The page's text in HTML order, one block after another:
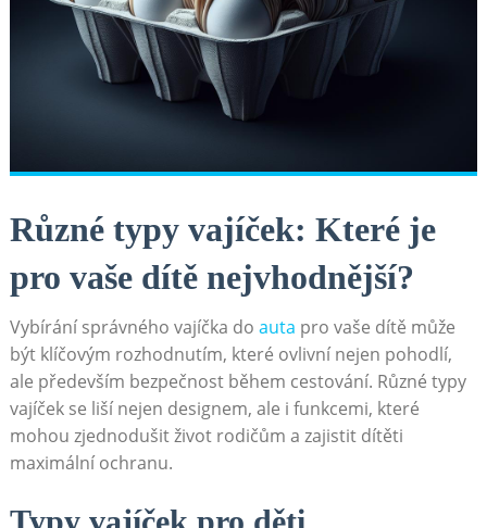
Různé typy vajíček: Které je
pro vaše dítě nejvhodnější?
Vybírání správného vajíčka do auta pro vaše dítě může
být​ klíčovým rozhodnutím, které ovlivní ⁤nejen pohodlí,
‍ale především bezpečnost během cestování.‌ Různé typy
vajíček ⁣se liší nejen designem, ale i funkcemi, které​
mohou zjednodušit život rodičům‍ a​ zajistit dítěti
maximální ochranu.⁢